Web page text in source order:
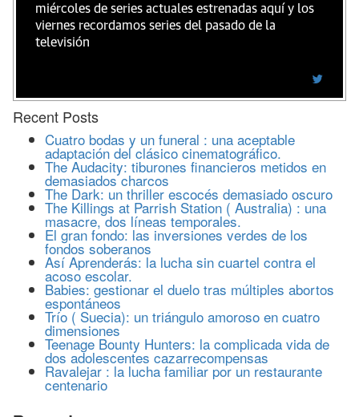
miércoles de series actuales estrenadas aquí y los
viernes recordamos series del pasado de la
televisión
Recent Posts
Cuatro bodas y un funeral : una aceptable
adaptación del clásico cinematográfico.
The Audacity: tiburones financieros metidos en
demasiados charcos
The Dark: un thriller escocés demasiado oscuro
The Killings at Parrish Station ( Australia) : una
masacre, dos líneas temporales.
El gran fondo: las inversiones verdes de los
fondos soberanos
Así Aprenderás: la lucha sin cuartel contra el
acoso escolar.
Babies: gestionar el duelo tras múltiples abortos
espontáneos
Trío ( Suecia): un triángulo amoroso en cuatro
dimensiones
Teenage Bounty Hunters: la complicada vida de
dos adolescentes cazarrecompensas
Ravalejar : la lucha familiar por un restaurante
centenario